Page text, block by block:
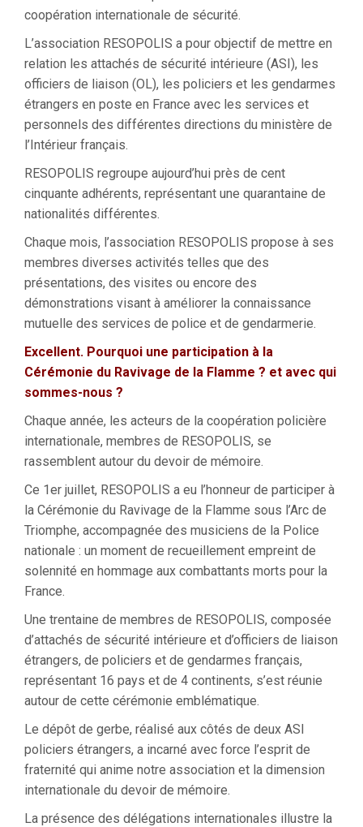
coopération internationale de sécurité.
L’association RESOPOLIS a pour objectif de mettre en
relation les attachés de sécurité intérieure (ASI), les
officiers de liaison (OL), les policiers et les gendarmes
étrangers en poste en France avec les services et
personnels des différentes directions du ministère de
l’Intérieur français.
RESOPOLIS regroupe aujourd’hui près de cent
cinquante adhérents, représentant une quarantaine de
nationalités différentes.
Chaque mois, l’association RESOPOLIS propose à ses
membres diverses activités telles que des
présentations, des visites ou encore des
démonstrations visant à améliorer la connaissance
mutuelle des services de police et de gendarmerie.
Excellent. Pourquoi une participation à la
Cérémonie du Ravivage de la Flamme ? et avec qui
sommes-nous ?
Chaque année, les acteurs de la coopération policière
internationale, membres de RESOPOLIS, se
rassemblent autour du devoir de mémoire.
Ce 1er juillet, RESOPOLIS a eu l’honneur de participer à
la Cérémonie du Ravivage de la Flamme sous l’Arc de
Triomphe, accompagnée des musiciens de la Police
nationale : un moment de recueillement empreint de
solennité en hommage aux combattants morts pour la
France.
Une trentaine de membres de RESOPOLIS, composée
d’attachés de sécurité intérieure et d’officiers de liaison
étrangers, de policiers et de gendarmes français,
représentant 16 pays et de 4 continents, s’est réunie
autour de cette cérémonie emblématique.
Le dépôt de gerbe, réalisé aux côtés de deux ASI
policiers étrangers, a incarné avec force l’esprit de
fraternité qui anime notre association et la dimension
internationale du devoir de mémoire.
La présence des délégations internationales illustre la